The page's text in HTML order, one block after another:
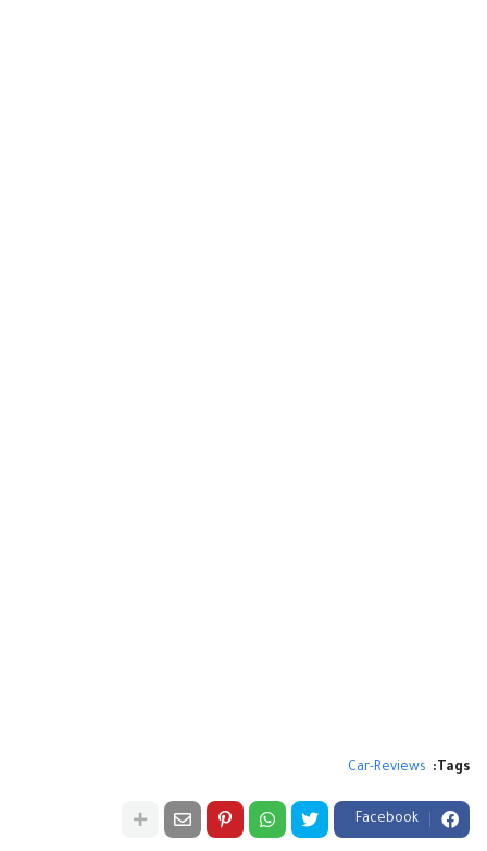
Tags:
Car-Reviews
Facebook